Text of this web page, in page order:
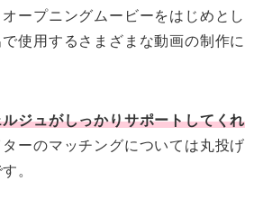
ープニングムービーをはじめとし
使用するさまざまな動画の制作に
ジュがしっかりサポートしてくれ
ーのマッチングについては丸投げ
。